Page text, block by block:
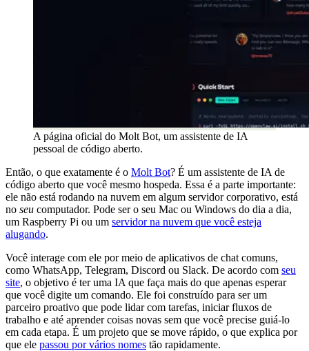
A página oficial do Molt Bot, um assistente de IA
pessoal de código aberto.
Então, o que exatamente é o Molt Bot? É um assistente de IA de
código aberto que você mesmo hospeda. Essa é a parte importante:
ele não está rodando na nuvem em algum servidor corporativo, está
no seu computador. Pode ser o seu Mac ou Windows do dia a dia,
um Raspberry Pi ou um servidor na nuvem que você esteja
alugando.
Você interage com ele por meio de aplicativos de chat comuns,
como WhatsApp, Telegram, Discord ou Slack. De acordo com seu
site, o objetivo é ter uma IA que faça mais do que apenas esperar
que você digite um comando. Ele foi construído para ser um
parceiro proativo que pode lidar com tarefas, iniciar fluxos de
trabalho e até aprender coisas novas sem que você precise guiá-lo
em cada etapa. É um projeto que se move rápido, o que explica por
que ele passou por vários nomes tão rapidamente.